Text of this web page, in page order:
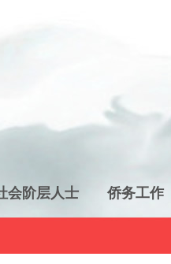
会阶层人士 侨务工作